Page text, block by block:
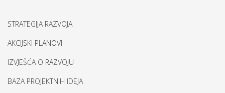
STRATEGIJA RAZVOJA
AKCIJSKI PLANOVI
IZVJEŠĆA O RAZVOJU
BAZA PROJEKTNIH IDEJA